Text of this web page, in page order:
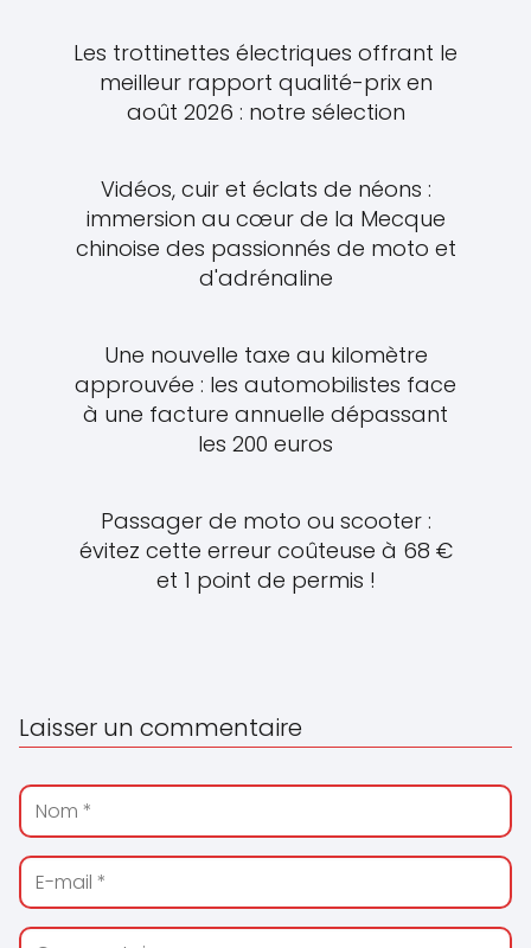
Les trottinettes électriques offrant le
meilleur rapport qualité-prix en
août 2026 : notre sélection
Vidéos, cuir et éclats de néons :
immersion au cœur de la Mecque
chinoise des passionnés de moto et
d'adrénaline
Une nouvelle taxe au kilomètre
approuvée : les automobilistes face
à une facture annuelle dépassant
les 200 euros
Passager de moto ou scooter :
évitez cette erreur coûteuse à 68 €
et 1 point de permis !
Laisser un commentaire